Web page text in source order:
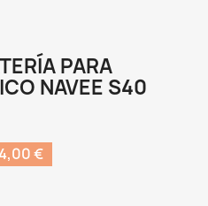
PARA
NAVEE S40
€